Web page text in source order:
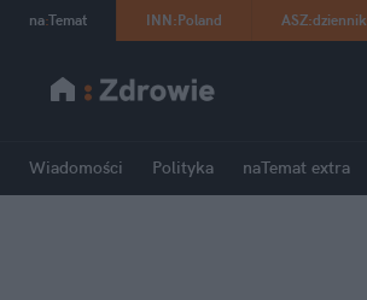
na:Temat INN:Poland ASZ:dziennik
Wiadomości Polityka naTemat extra